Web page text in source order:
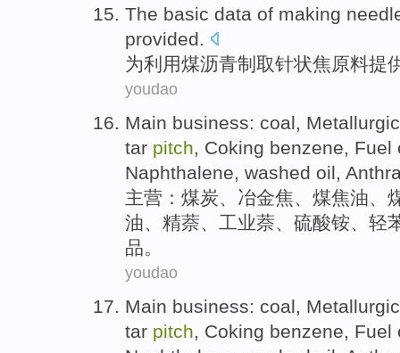
The basic data of making
provided.
为利用煤沥青制取针状焦原料提
youdao
Main business: coal,
tar pitch, Coking benzene, Fuel
Naphthalene, washed oil,
主营 ： 煤炭、 冶金焦、 煤焦油、
油、 精萘、工业萘、硫酸铵、轻
品。
youdao
Main business: coal,
tar pitch, Coking benzene, Fuel